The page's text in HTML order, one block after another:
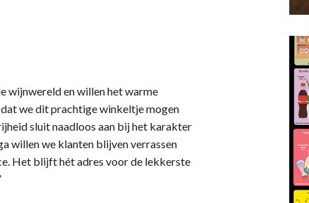
wijnwereld en willen het warme
we dit prachtige winkeltje mogen
sluit naadloos aan bij het karakter
willen we klanten blijven verrassen
Het blijft hét adres voor de lekkerste